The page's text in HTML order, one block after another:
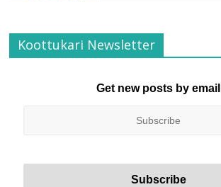
Koottukari Newsletter
Get new posts by email